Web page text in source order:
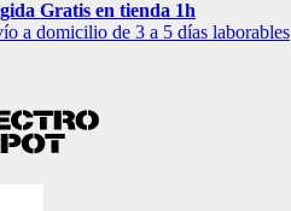
Gratis en tienda 1h
a domicilio de 3 a 5 días laborables